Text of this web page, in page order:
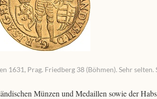
1631, Prag. Friedberg 38 (Böhmen). Sehr selten.
Münzen und Medaillen sowie der